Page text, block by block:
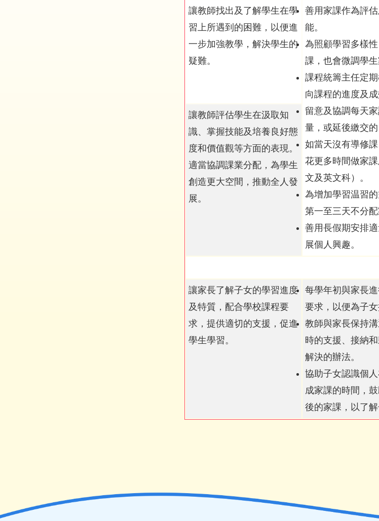
讓教師找出及了解學生在學
習上所遇到的困難，以便進
一步加強教學，解決學生的
疑難。
善用家課作為評
能。
為照顧學習多樣
課，也會微調學生
課程統籌主任定
向課程的進度及成
留意及協調每天
量，或延後繳交
如當天沒有導修
花更多時間做家
文及英文科）。
為增加學習温習
第一至三天不分配
善用長假期安排
展個人興趣。
讓教師評估學生在汲取知
識、掌握技能及培養良好態
度和價值觀等方面的表現。
適當協調課業分配，為學生
創造更大空間，推動全人發
展。
讓家長了解子女的學習進度
及特質，配合學校課程要
求，提供適切的支援，促進
學生學習。
每學年初與家長
要求，以便為子
教師與家長保持
時的支援、接納
解決的辦法。
協助子女認識個
成家課的時間，
後的家課，以了解